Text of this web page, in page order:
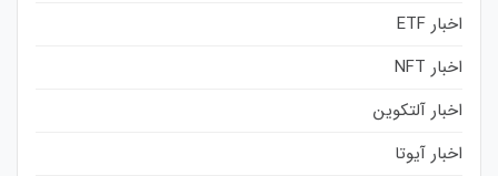
اخبار ETF
اخبار NFT
اخبار آلتکوین
اخبار آیوتا